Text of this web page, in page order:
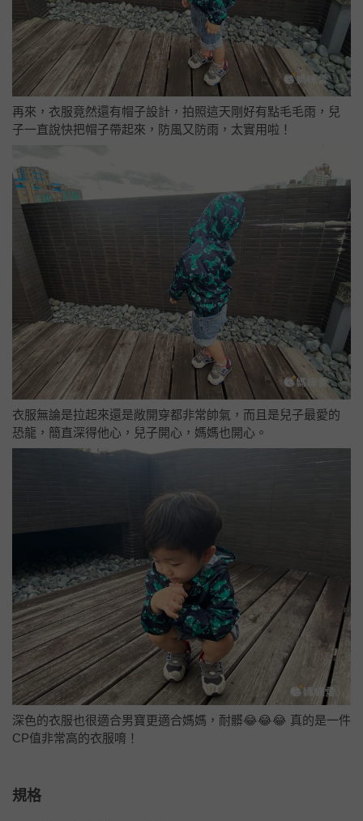
再來，衣服竟然還有帽子設計，拍照這天剛好有點毛毛雨，兒
子一直說快把帽子帶起來，防風又防雨，太實用啦！
衣服無論是拉起來還是敞開穿都非常帥氣，而且是兒子最愛的
恐龍，簡直深得他心，兒子開心，媽媽也開心。
深色的衣服也很適合男寶更適合媽媽，耐髒😂😂😂 真的是一件
CP值非常高的衣服唷！
規格